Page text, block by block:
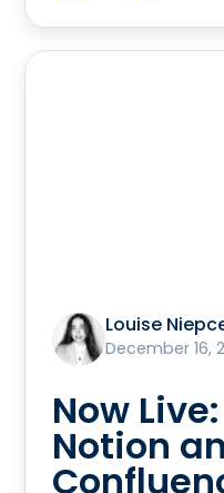
Louise
December 16,
Now
Notion